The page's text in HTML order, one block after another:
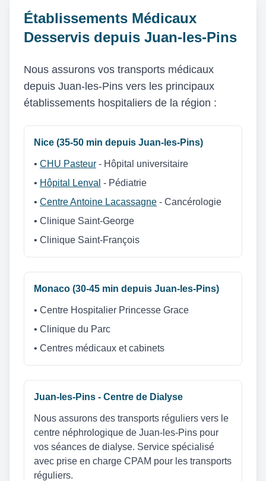
Établissements Médicaux
Desservis depuis Juan-les-Pins
Nous assurons vos transports médicaux
depuis Juan-les-Pins vers les principaux
établissements hospitaliers de la région :
Nice (35-50 min depuis Juan-les-Pins)
• CHU Pasteur - Hôpital universitaire
• Hôpital Lenval - Pédiatrie
• Centre Antoine Lacassagne - Cancérologie
• Clinique Saint-George
• Clinique Saint-François
Monaco (30-45 min depuis Juan-les-Pins)
• Centre Hospitalier Princesse Grace
• Clinique du Parc
• Centres médicaux et cabinets
Juan-les-Pins - Centre de Dialyse
Nous assurons des transports réguliers vers le
centre néphrologique de Juan-les-Pins pour
vos séances de dialyse. Service spécialisé
avec prise en charge CPAM pour les transports
réguliers.